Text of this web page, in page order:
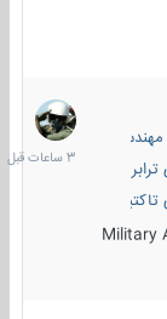
نظامی
ضد تانک
نظامی
3
ساعات
قبل